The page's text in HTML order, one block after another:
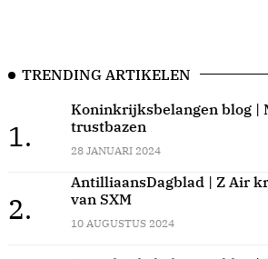
TRENDING ARTIKELEN
1.
Koninkrijksbelangen blog |
trustbazen
28 JANUARI 2024
2.
AntilliaansDagblad | Z Air
van SXM
10 AUGUSTUS 2024